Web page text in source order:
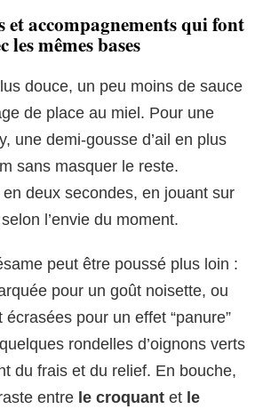
et accompagnements qui font
mêmes bases
douce, un peu moins de sauce
de place au miel. Pour une
une demi-gousse d’ail en plus
sans masquer le reste.
en deux secondes, en jouant sur
selon l’envie du moment.
peut être poussé plus loin :
pour un goût noisette, ou
pour un effet “panure”
rondelles d’oignons verts
du frais et du relief. En bouche,
entre le croquant et le